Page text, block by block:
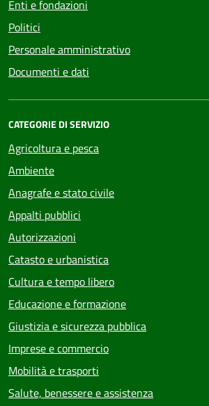
Enti e fondazioni
Politici
Personale amministrativo
Documenti e dati
CATEGORIE DI SERVIZIO
Agricoltura e pesca
Ambiente
Anagrafe e stato civile
Appalti pubblici
Autorizzazioni
Catasto e urbanistica
Cultura e tempo libero
Educazione e formazione
Giustizia e sicurezza pubblica
Imprese e commercio
Mobilità e trasporti
Salute, benessere e assistenza